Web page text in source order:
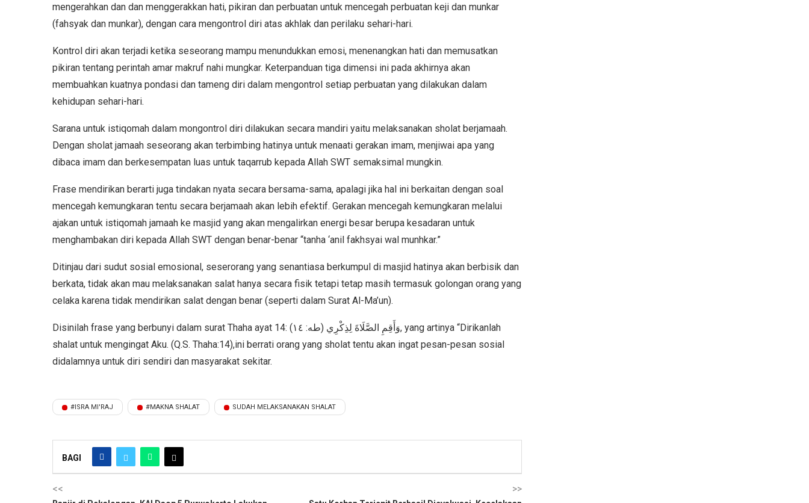
mengerahkan dan dan menggerakkan hati, pikiran dan perbuatan untuk mencegah perbuatan keji dan munkar
(fahsyak dan munkar), dengan cara mengontrol diri atas akhlak dan perilaku sehari-hari.
Kontrol diri akan terjadi ketika seseorang mampu menundukkan emosi, menenangkan hati dan memusatkan
pikiran tentang perintah amar makruf nahi mungkar. Keterpanduan tiga dimensi ini pada akhirnya akan
membuahkan kuatnya pondasi dan tameng diri dalam mengontrol setiap perbuatan yang dilakukan dalam
kehidupan sehari-hari.
Sarana untuk istiqomah dalam mongontrol diri dilakukan secara mandiri yaitu melaksanakan sholat berjamaah.
Dengan sholat jamaah seseorang akan terbimbing hatinya untuk menaati gerakan imam, menjiwai apa yang
dibaca imam dan berkesempatan luas untuk taqarrub kepada Allah SWT semaksimal mungkin.
Frase mendirikan berarti juga tindakan nyata secara bersama-sama, apalagi jika hal ini berkaitan dengan soal
mencegah kemungkaran tentu secara berjamaah akan lebih efektif. Gerakan mencegah kemungkaran melalui
ajakan untuk istiqomah jamaah ke masjid yang akan mengalirkan energi besar berupa kesadaran untuk
menghambakan diri kepada Allah SWT dengan benar-benar “tanha ‘anil fakhsyai wal munhkar.”
Ditinjau dari sudut sosial emosional, seserorang yang senantiasa berkumpul di masjid hatinya akan berbisik dan
berkata, tidak akan mau melaksanakan salat hanya secara fisik tetapi tetap masih termasuk golongan orang yang
celaka karena tidak mendirikan salat dengan benar (seperti dalam Surat Al-Ma’un).
Disinilah frase yang berbunyi dalam surat Thaha ayat 14: وَأَقِمِ الصَّلَاةَ لِذِكْرِي (طه: ١٤), yang artinya “Dirikanlah
shalat untuk mengingat Aku. (Q.S. Thaha:14),ini berrati orang yang sholat tentu akan ingat pesan-pesan sosial
didalamnya untuk diri sendiri dan masyarakat sekitar.
#ISRA MI'RAJ #MAKNA SHALAT SUDAH MELAKSANAKAN SHALAT
BAGI
<< >>